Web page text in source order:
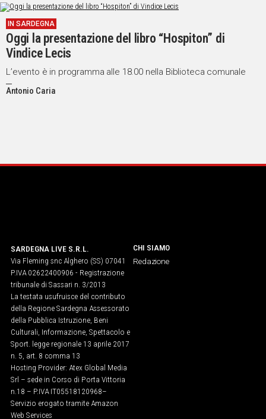
IN SARDEGNA
Oggi la presentazione del libro “Hospiton” di
Vindice Lecis
L’evento è in programma alle 18.00 nella Biblioteca comunale
Antonio Caria
SARDEGNA LIVE S.R.L.
Via Fleming snc Alghero (SS) 07041
P.IVA 02622400906 - Registrazione
tribunale di Sassari n. 3/2013
La testata usufruisce del contributo
della Regione Sardegna Assessorato
della Pubblica Istruzione, Beni
Culturali, Informazione, Spettacolo e
Sport. legge regionale 13 aprile 2017
n. 5, art. 8 comma 13
Hosting Provider: Atex Global Media
Srl – sede in Corso di Porta Vittoria
n.18 – P.IVA IT05518120968​–
Servizio erogato tramite Amazon
Web Services
CHI SIAMO
Redazione